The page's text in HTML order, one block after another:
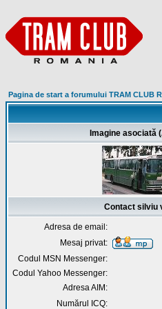
Pagina de start a forumului TRAM CLUB
Imagine asociată
Contact silviu
Adresa de email:
Mesaj privat:
Codul MSN Messenger:
Codul Yahoo Messenger:
Adresa AIM:
Numărul ICQ: